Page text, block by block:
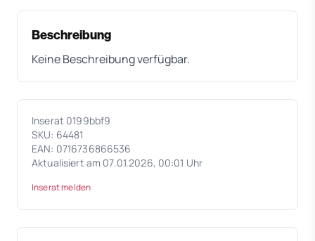
Beschreibung
Keine Beschreibung verfügbar.
Inserat 0199bbf9
SKU: 64481
EAN: 0716736866536
Aktualisiert am 07.01.2026, 00:01 Uhr
Inserat melden